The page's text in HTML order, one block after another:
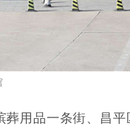
用品一条街、昌